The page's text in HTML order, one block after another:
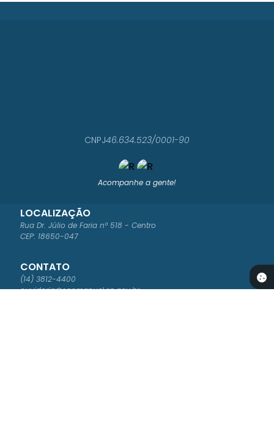
Acompanhe a gente!
LOCALIZAÇÃO
Rua Dr. Júlio de Faria nº 518 - Centro
CEP: 18650-047
CONTATO
(14) 3812-4400
ouvidoria@saomanuel.sp.gov.br
CNPJ46.634.523/0001-90